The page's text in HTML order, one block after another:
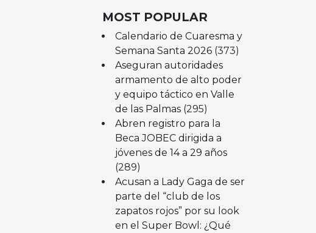
MOST POPULAR
Calendario de Cuaresma y
Semana Santa 2026 (373)
Aseguran autoridades
armamento de alto poder
y equipo táctico en Valle
de las Palmas (295)
Abren registro para la
Beca JOBEC dirigida a
jóvenes de 14 a 29 años
(289)
Acusan a Lady Gaga de ser
parte del “club de los
zapatos rojos” por su look
en el Super Bowl: ¿Qué